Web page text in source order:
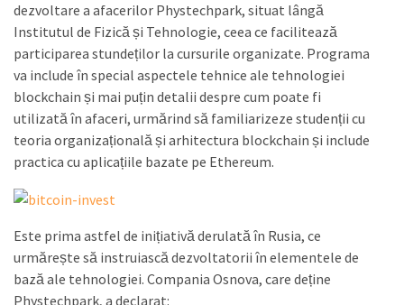
dezvoltare a afacerilor Phystechpark, situat lângă
Institutul de Fizică și Tehnologie, ceea ce facilitează
participarea stundeților la cursurile organizate. Programa
va include în special aspectele tehnice ale tehnologiei
blockchain și mai puțin detalii despre cum poate fi
utilizată în afaceri, urmărind să familiarizeze studenții cu
teoria organizațională și arhitectura blockchain și include
practica cu aplicațiile bazate pe Ethereum.
Este prima astfel de inițiativă derulată în Rusia, ce
urmărește să instruiască dezvoltatorii în elementele de
bază ale tehnologiei. Compania Osnova, care deține
Phystechpark, a declarat: